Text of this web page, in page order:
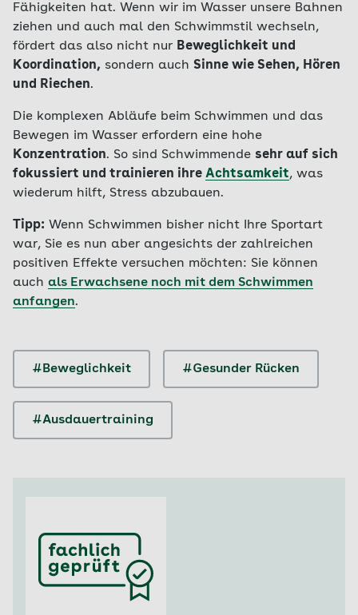
Fähigkeiten hat. Wenn wir im Wasser unsere Bahnen
ziehen und auch mal den Schwimmstil wechseln,
fördert das also nicht nur Beweglichkeit und
Koordination, sondern auch Sinne wie Sehen, Hören
und Riechen.
Die komplexen Abläufe beim Schwimmen und das
Bewegen im Wasser erfordern eine hohe
Konzentration. So sind Schwimmende sehr auf sich
fokussiert und trainieren ihre Achtsamkeit, was
wiederum hilft, Stress abzubauen.
Tipp: Wenn Schwimmen bisher nicht Ihre Sportart
war, Sie es nun aber angesichts der zahlreichen
positiven Effekte versuchen möchten: Sie können
auch als Erwachsene noch mit dem Schwimmen
anfangen.
#Beweglichkeit #Gesunder Rücken
#Ausdauertraining